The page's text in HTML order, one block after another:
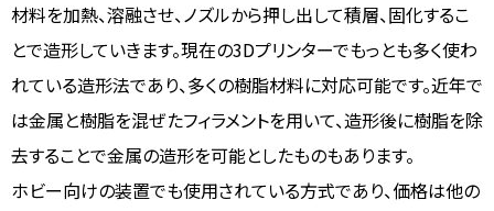
材料を加熱、溶融させ、ノズルから押し出して積層、固化するこ
とで造形していきます。現在の3Dプリンターでもっとも多く使わ
れている造形法であり、多くの樹脂材料に対応可能です。近年で
は金属と樹脂を混ぜたフィラメントを用いて、造形後に樹脂を除
去することで金属の造形を可能としたものもあります。
ホビー向けの装置でも使用されている方式であり、価格は他の